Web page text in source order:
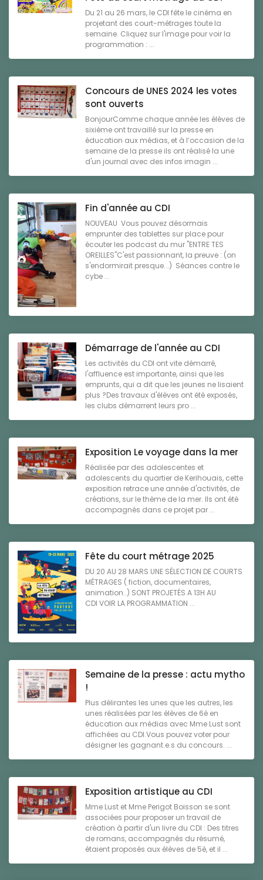
Du 21 au 26 mars, le CDI fête le cinéma en
projetant des court-métrages toute la
semaine. Cliquez sur l'image pour voir la
programmation : ...
Concours de UNES 2024 les votes
sont ouverts
BonjourComme chaque année les élèves de
sixième ont travaillé sur la presse en
éducation aux médias, et à l’occasion de la
semaine de la presse ils ont réalisé la une
d'un journal avec des infos imagin ...
Fin d'année au CDI
NOUVEAU Vous pouvez désormais
emprunter des tablettes sur place pour
écouter les podcast du mur "ENTRE TES
OREILLES"C'est passionnant, la preuve : (on
s'endormirait presque...) Séances contre le
cybe ...
Démarrage de l'année au CDI
Les activités du CDI ont vite démarré,
l'affluence est importante, ainsi que les
emprunts, qui a dit que les jeunes ne lisaient
plus ?Des travaux d'élèves ont été exposés,
les clubs démarrent leurs pro ...
Exposition Le voyage dans la mer
Réalisée par des adolescentes et
adolescents du quartier de Kerihouais, cette
exposition retrace une année d'activités, de
créations, sur le thème de la mer. Ils ont été
accompagnés dans ce projet par ...
Fête du court métrage 2025
DU 20 AU 28 MARS UNE SÉLECTION DE COURTS
MÉTRAGES ( fiction, documentaires,
animation..) SONT PROJETÉS A 13H AU
CDI VOIR LA PROGRAMMATION ...
Semaine de la presse : actu mytho
!
Plus délirantes les unes que les autres, les
unes réalisées par les élèves de 6è en
éducation aux médias avec Mme Lust sont
affichées au CDI.Vous pouvez voter pour
désigner les gagnant.e.s du concours. ...
Exposition artistique au CDI
Mme Lust et Mme Perigot Boisson se sont
associées pour proposer un travail de
création à partir d'un livre du CDI : Des titres
de romans, accompagnés du résumé,
étaient proposés aux élèves de 5è, et il ...